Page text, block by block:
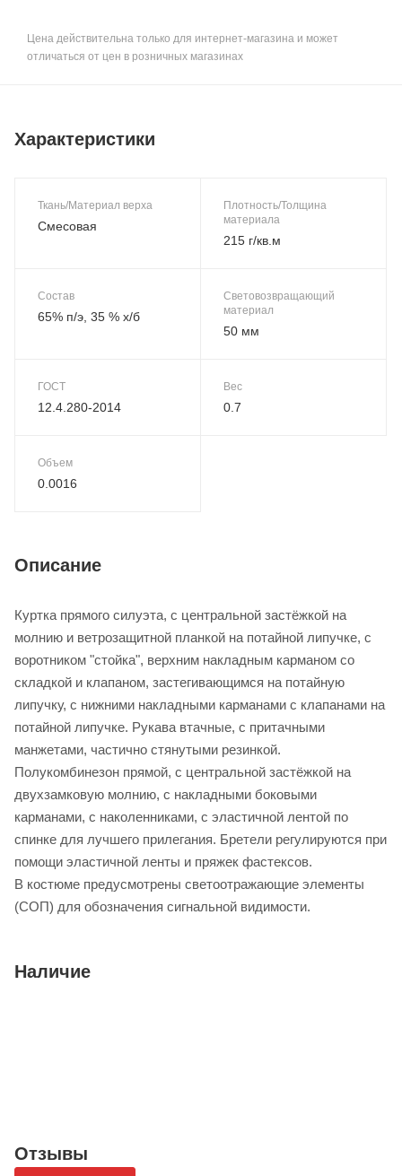
Цена действительна только для интернет-магазина и может
отличаться от цен в розничных магазинах
Характеристики
Ткань/Материал верха
Смесовая
Плотность/Толщина
материала
215 г/кв.м
Состав
65% п/э, 35 % х/б
Световозвращающий
материал
50 мм
ГОСТ
12.4.280-2014
Вес
0.7
Объем
0.0016
Описание
Куртка прямого силуэта, с центральной застёжкой на
молнию и ветрозащитной планкой на потайной липучке, с
воротником "стойка", верхним накладным карманом со
складкой и клапаном, застегивающимся на потайную
липучку, с нижними накладными карманами с клапанами на
потайной липучке. Рукава втачные, с притачными
манжетами, частично стянутыми резинкой.
Полукомбинезон прямой, с центральной застёжкой на
двухзамковую молнию, с накладными боковыми
карманами, с наколенниками, с эластичной лентой по
спинке для лучшего прилегания. Бретели регулируются при
помощи эластичной ленты и пряжек фастексов.
В костюме предусмотрены светоотражающие элементы
(СОП) для обозначения сигнальной видимости.
Наличие
Отзывы